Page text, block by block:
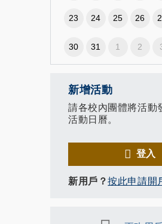
23 24 25 26
30 31 1 2
新增活動
請各校內團體將活動
活動日曆。
登入
新用戶？按此申請開